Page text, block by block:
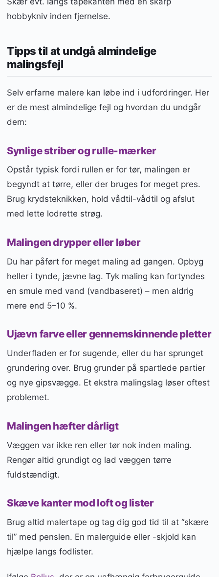
hobbykniv inden fjernelse.
Tipps til at undgå almindelige
malingsfejl
Selv erfarne malere kan løbe ind i udfordringer. Her
er de mest almindelige fejl og hvordan du undgår
dem:
Synlige striber og rulle-mærker
Opstår typisk fordi rullen er for tør, malingen er
begyndt at tørre, eller der bruges for meget pres.
Brug krydsteknikken, hold vådtil-vådtil og afslut
med lette lodrette strøg.
Malingen drypper eller løber
Du har påført for meget maling ad gangen. Opbyg
heller i tynde, jævne lag. Tyk maling kan fortyndes
en smule med vand (vandbaseret) – men aldrig
mere end 5–10 %.
Ujævn farve eller gennemskinnende pletter
Underfladen er for sugende, eller du har sprunget
grundering over. Brug grunder på spartlede partier
og nye gipsvægge. Et ekstra malingslag løser oftest
problemet.
Malingen hæfter dårligt
Væggen var ikke ren eller tør nok inden maling.
Rengør altid grundigt og lad væggen tørre
fuldstændigt.
Skæve kanter mod loft og lister
Brug altid malertape og tag dig god tid til at “skære
til” med penslen. En malerguide eller -skjold kan
hjælpe langs fodlister.